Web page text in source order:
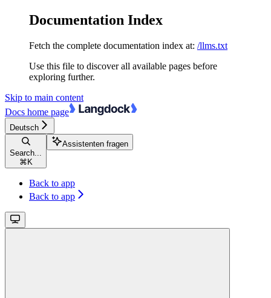
Documentation Index
Fetch the complete documentation index at: /llms.txt
Use this file to discover all available pages before
exploring further.
Skip to main content
Docs home page
Deutsch
Search...
⌘ K
Assistenten fragen
Back to app
Back to app